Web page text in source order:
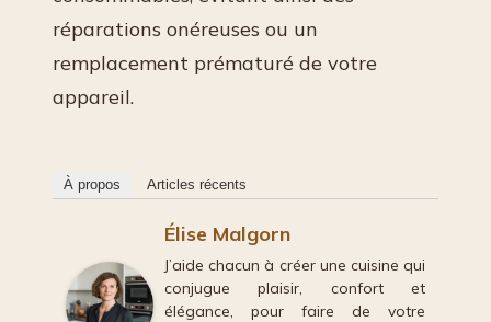
réparations onéreuses ou un
remplacement prématuré de votre
appareil.
À propos Articles récents
Élise Malgorn
J’aide chacun à créer une cuisine qui
conjugue plaisir, confort et
élégance, pour faire de votre